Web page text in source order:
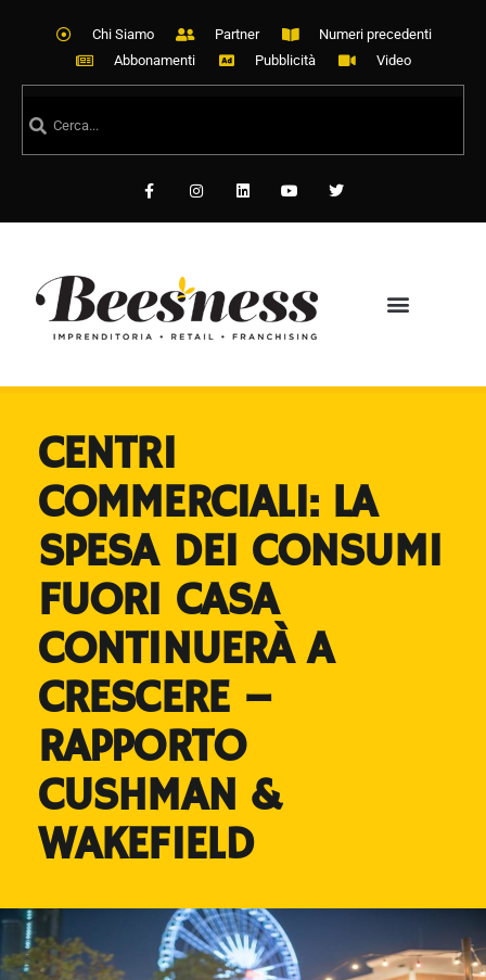
Chi Siamo Partner
Numeri precedenti
Abbonamenti
Pubblicità Video
CENTRI
COMMERCIALI: LA
SPESA DEI CONSUMI
FUORI CASA
CONTINUERÀ A
CRESCERE –
RAPPORTO
CUSHMAN &
WAKEFIELD